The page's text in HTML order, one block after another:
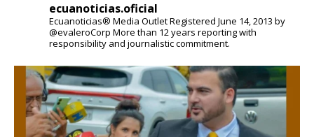
ecuanoticias.oficial
Ecuanoticias® Media OutletRegistered June 14, 2013 by
@evaleroCorp More than 12 years reporting with
responsibility and journalistic commitment.